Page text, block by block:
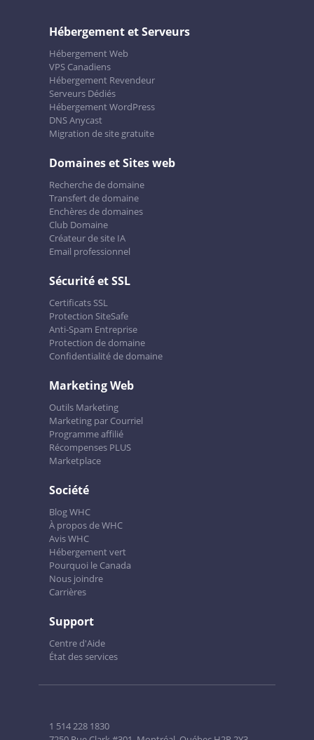
Hébergement et Serveurs
Hébergement Web
VPS Canadiens
Hébergement Revendeur
Serveurs Dédiés
Hébergement WordPress
DNS Anycast
Migration de site gratuite
Domaines et Sites web
Recherche de domaine
Transfert de domaine
Enchères de domaines
Club Domaine
Créateur de site IA
Email professionnel
Sécurité et SSL
Certificats SSL
Protection SiteSafe
Anti-Spam Entreprise
Protection de domaine
Confidentialité de domaine
Marketing Web
Outils Marketing
Marketing par Courriel
Programme affilié
Récompenses PLUS
Marketplace
Société
Blog WHC
À propos de WHC
Avis WHC
Hébergement vert
Pourquoi le Canada
Nous joindre
Carrières
Support
Centre d'Aide
État des services
1 514 228 1830